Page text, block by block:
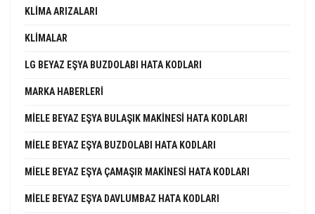
KLIMA ARIZALARI
KLIMALAR
LG BEYAZ EŞYA BUZDOLABI HATA KODLARI
MARKA HABERLERI
MIELE BEYAZ EŞYA BULAŞIK MAKINESI HATA KODLARI
MIELE BEYAZ EŞYA BUZDOLABI HATA KODLARI
MIELE BEYAZ EŞYA ÇAMAŞIR MAKINESI HATA KODLARI
MIELE BEYAZ EŞYA DAVLUMBAZ HATA KODLARI